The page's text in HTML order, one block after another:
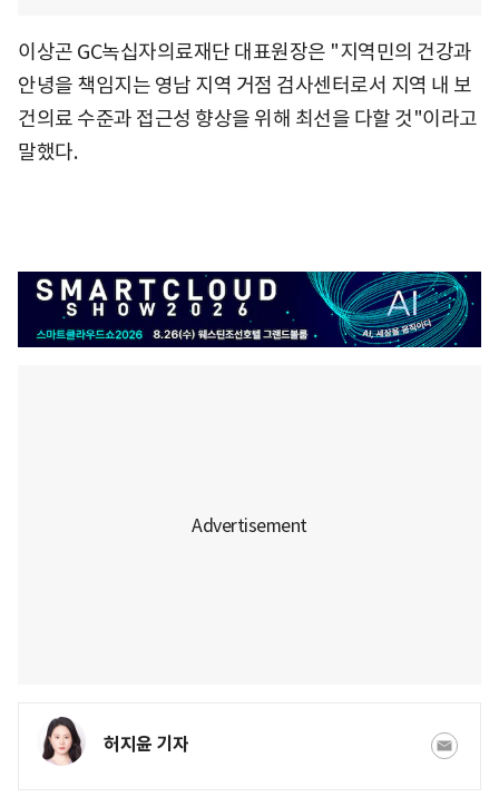
이상곤 GC녹십자의료재단 대표원장은 "지역민의 건강과
안녕을 책임지는 영남 지역 거점 검사센터로서 지역 내 보
건의료 수준과 접근성 향상을 위해 최선을 다할 것"이라고
말했다.
허지윤 기자